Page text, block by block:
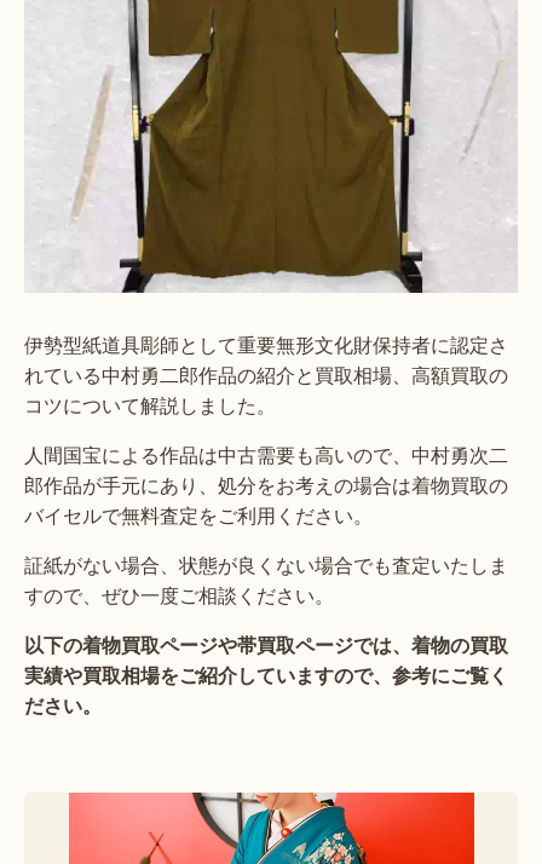
伊勢型紙道具彫師として重要無形文化財保持者に認定さ
れている中村勇二郎作品の紹介と買取相場、高額買取の
コツについて解説しました。
人間国宝による作品は中古需要も高いので、中村勇次二
郎作品が手元にあり、処分をお考えの場合は着物買取の
バイセルで無料査定をご利用ください。
証紙がない場合、状態が良くない場合でも査定いたしま
すので、ぜひ一度ご相談ください。
以下の着物買取ページや帯買取ページでは、着物の買取
実績や買取相場をご紹介していますので、参考にご覧く
ださい。